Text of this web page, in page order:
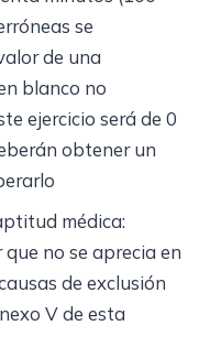
se
de una
blanco no
ejercicio será de 0
obtener un
médica:
no se aprecia en
de exclusión
V de esta